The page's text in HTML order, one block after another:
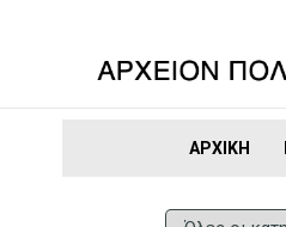
ΑΡΧΙΚΉ